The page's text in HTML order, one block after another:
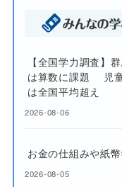
【全国学力調査】
は算数に課題 児
は全国平均超え
2026-08-06
お金の仕組みや紙
2026-08-05